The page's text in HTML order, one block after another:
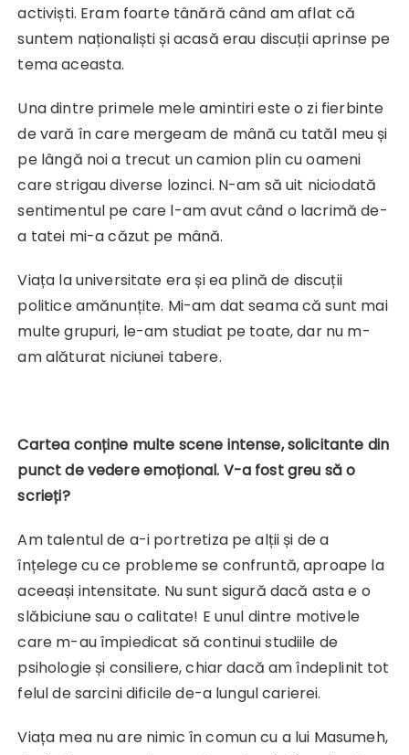
activiști. Eram foarte tânără când am aflat că
suntem naționaliști și acasă erau discuții aprinse pe
tema aceasta.
Una dintre primele mele amintiri este o zi fierbinte
de vară în care mergeam de mână cu tatăl meu și
pe lângă noi a trecut un camion plin cu oameni
care strigau diverse lozinci. N-am să uit niciodată
sentimentul pe care l-am avut când o lacrimă de-
a tatei mi-a căzut pe mână.
Viața la universitate era și ea plină de discuții
politice amănunțite. Mi-am dat seama că sunt mai
multe grupuri, le-am studiat pe toate, dar nu m-
am alăturat niciunei tabere.
Cartea conține multe scene intense, solicitante din
punct de vedere emoțional. V-a fost greu să o
scrieți?
Am talentul de a-i portretiza pe alții și de a
înțelege cu ce probleme se confruntă, aproape la
aceeași intensitate. Nu sunt sigură dacă asta e o
slăbiciune sau o calitate! E unul dintre motivele
care m-au împiedicat să continui studiile de
psihologie și consiliere, chiar dacă am îndeplinit tot
felul de sarcini dificile de-a lungul carierei.
Viața mea nu are nimic în comun cu a lui Masumeh,